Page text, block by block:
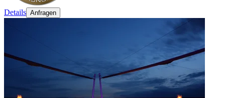
Details Anfragen